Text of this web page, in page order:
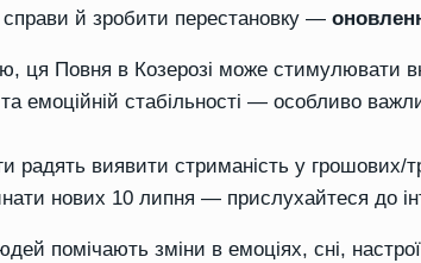
й зробити перестановку —
ця Повня в Козерозі може стимулювати
емоційній стабільності — особливо
радять виявити стриманість у
нових 10 липня — прислухайтеся до
помічають зміни в емоціях, сні,